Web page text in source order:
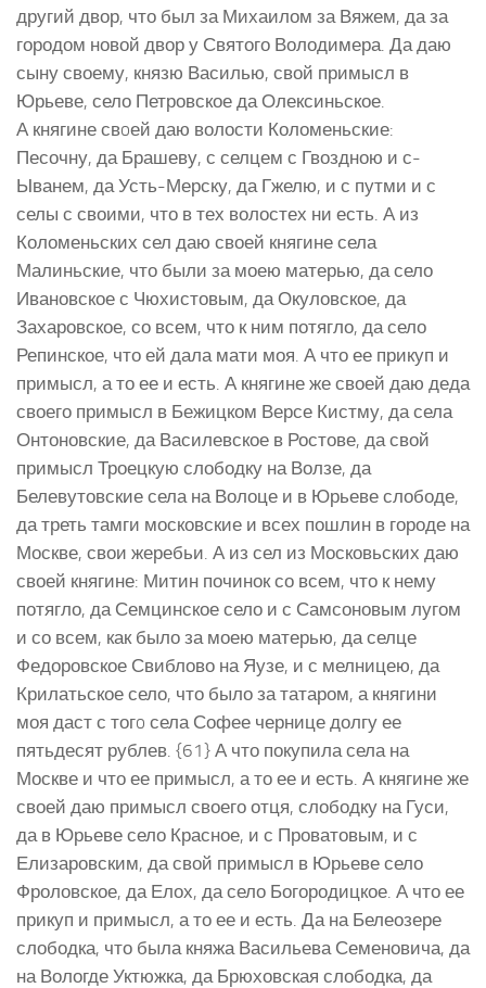
другий двор, что был за Михаилом за Вяжем, да за
городом новой двор у Святого Володимера. Да даю
сыну своему, князю Василью, свой примысл в
Юрьеве, село Петровское да Олексиньское.
А княгине свoей даю волости Коломеньские:
Песочну, да Брашеву, с селцем с Гвоздною и с-
Ыванем, да Усть-Мерску, да Гжелю, и с путми и с
селы с своими, что в тех волостех ни есть. А из
Коломеньских сел даю своей княгине села
Малиньские, что были за моею матерью, да село
Ивановское с Чюхистовым, да Окуловское, да
Захаровское, со всем, что к ним потягло, да село
Репинское, что ей дала мати моя. А что ее прикуп и
примысл, а то ее и есть. А княгине же своей даю деда
своего примысл в Бежицком Версе Кистму, да села
Онтоновские, да Василевское в Ростове, да свой
примысл Троецкую слободку на Волзе, да
Белевутовские села на Волоце и в Юрьеве слободе,
да треть тамги московские и всех пошлин в городе на
Москве, свои жеребьи. А из сел из Московьских даю
своей княгине: Митин починок со всем, что к нему
потягло, да Семцинское село и с Самсоновым лугом
и со всем, как было за моею матерью, да селце
Федоровское Свиблово на Яузе, и с мелницею, да
Крилатьское село, что было за татаром, а княгини
моя даст с тогo села Софее чернице долгу ее
пятьдесят рублев. {61} А что покупила села на
Москве и что ее примысл, а то ее и есть. А княгине же
своей даю примысл своего отця, слободку на Гуси,
да в Юрьеве село Красное, и с Проватовым, и с
Елизаровским, да свой примысл в Юрьеве село
Фроловское, да Елох, да село Богородицкое. А что ее
прикуп и примысл, а то ее и есть. Да на Белеозере
слободка, что была княжа Васильева Семеновича, да
на Вологде Уктюжка, да Брюховская слободка, да